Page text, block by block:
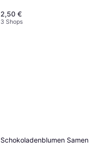
2,50 €
3 Shops
Schokoladenblumen Samen